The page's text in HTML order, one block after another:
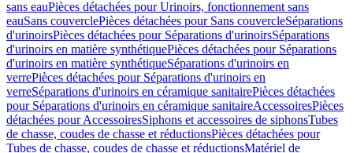
sans eauPièces détachées pour Urinoirs, fonctionnement sans
eauSans couverclePièces détachées pour Sans couvercleSéparations
d'urinoirsPièces détachées pour Séparations d'urinoirsSéparations
d'urinoirs en matière synthétiquePièces détachées pour Séparations
d'urinoirs en matière synthétiqueSéparations d'urinoirs en
verrePièces détachées pour Séparations d'urinoirs en
verreSéparations d'urinoirs en céramique sanitairePièces détachées
pour Séparations d'urinoirs en céramique sanitaireAccessoiresPièces
détachées pour AccessoiresSiphons et accessoires de siphonsTubes
de chasse, coudes de chasse et réductionsPièces détachées pour
Tubes de chasse, coudes de chasse et réductionsMatériel de